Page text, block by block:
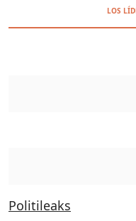
LOS
Politileaks